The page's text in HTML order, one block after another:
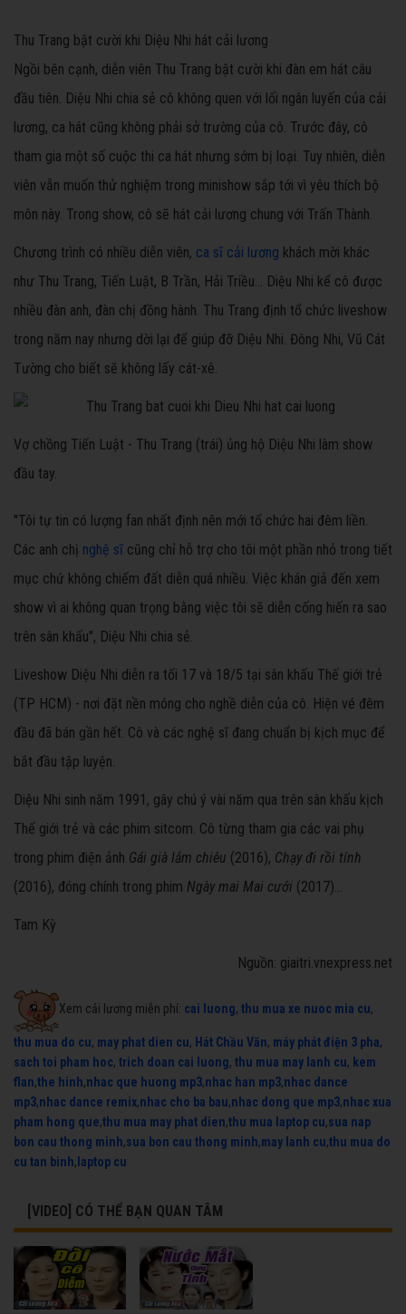
Thu Trang bật cười khi Diệu Nhi hát cải lương
Ngồi bên cạnh, diễn viên Thu Trang bật cười khi đàn em hát câu
đầu tiên. Diệu Nhi chia sẻ cô không quen với lối ngân luyến của cải
lương, ca hát cũng không phải sở trường của cô. Trước đây, cô
tham gia một số cuộc thi ca hát nhưng sớm bị loại. Tuy nhiên, diễn
viên vẫn muốn thử nghiệm trong minishow sắp tới vì yêu thích bộ
môn này. Trong show, cô sẽ hát cải lương chung với Trấn Thành.
Chương trình có nhiều diễn viên, ca sĩ cải lương khách mời khác
như Thu Trang, Tiến Luật, B Trần, Hải Triều... Diệu Nhi kể cô được
nhiều đàn anh, đàn chị đồng hành. Thu Trang định tổ chức liveshow
trong năm nay nhưng dời lại để giúp đỡ Diệu Nhi. Đông Nhi, Vũ Cát
Tường cho biết sẽ không lấy cát-xê.
Vợ chồng Tiến Luật - Thu Trang (trái) ủng hộ Diệu Nhi làm show
đầu tay.
"Tôi tự tin có lượng fan nhất định nên mới tổ chức hai đêm liền.
Các anh chị nghệ sĩ cũng chỉ hỗ trợ cho tôi một phần nhỏ trong tiết
mục chứ không chiếm đất diễn quá nhiều. Việc khán giả đến xem
show vì ai không quan trọng bằng việc tôi sẽ diễn cống hiến ra sao
trên sân khấu", Diệu Nhi chia sẻ.
Liveshow Diệu Nhi diễn ra tối 17 và 18/5 tại sân khấu Thế giới trẻ
(TP HCM) - nơi đặt nền móng cho nghề diễn của cô. Hiện vé đêm
đầu đã bán gần hết. Cô và các nghệ sĩ đang chuẩn bị kịch mục để
bắt đầu tập luyện.
Diệu Nhi sinh năm 1991, gây chú ý vài năm qua trên sân khấu kịch
Thế giới trẻ và các phim sitcom. Cô từng tham gia các vai phụ
trong phim điện ảnh Gái già lắm chiêu (2016), Chạy đi rồi tính
(2016), đóng chính trong phim Ngày mai Mai cưới (2017)...
Tam Kỳ
Nguồn: giaitri.vnexpress.net
Xem cải lương miễn phí: cai luong, thu mua xe nuoc mia cu,
thu mua do cu, may phat dien cu, Hát Chầu Văn, máy phát điện 3 pha,
sach toi pham hoc, trich doan cai luong, thu mua may lanh cu, kem
flan,the hinh,nhac que huong mp3,nhac han mp3,nhac dance
mp3,nhac dance remix,nhac cho ba bau,nhac dong que mp3,nhac xua
pham hong que,thu mua may phat dien,thu mua laptop cu,sua nap
bon cau thong minh,sua bon cau thong minh,may lanh cu,thu mua do
cu tan binh, laptop cu
[VIDEO] CÓ THỂ BẠN QUAN TÂM